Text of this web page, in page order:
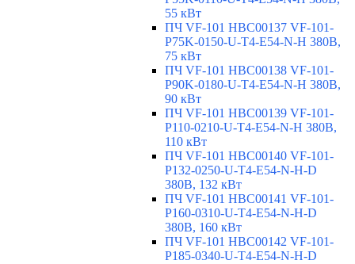
55 кВт
ПЧ VF-101 HBC00137 VF-101-
P75K-0150-U-T4-E54-N-H 380В,
75 кВт
ПЧ VF-101 HBC00138 VF-101-
P90K-0180-U-T4-E54-N-H 380В,
90 кВт
ПЧ VF-101 HBC00139 VF-101-
P110-0210-U-T4-E54-N-H 380В,
110 кВт
ПЧ VF-101 HBC00140 VF-101-
P132-0250-U-T4-E54-N-H-D
380В, 132 кВт
ПЧ VF-101 HBC00141 VF-101-
P160-0310-U-T4-E54-N-H-D
380В, 160 кВт
ПЧ VF-101 HBC00142 VF-101-
P185-0340-U-T4-E54-N-H-D